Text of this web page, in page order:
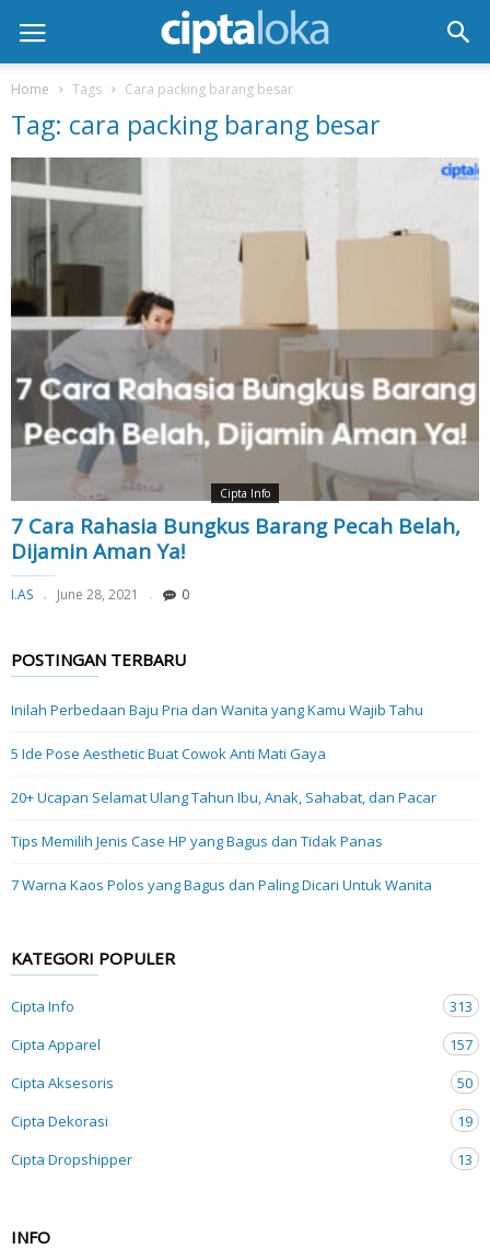
Home Tags Cara packing barang besar
Tag: cara packing barang besar
Cipta Info
7 Cara Rahasia Bungkus Barang Pecah Belah,
Dijamin Aman Ya!
I.AS June 28, 2021 0
POSTINGAN TERBARU
Inilah Perbedaan Baju Pria dan Wanita yang Kamu Wajib Tahu
5 Ide Pose Aesthetic Buat Cowok Anti Mati Gaya
20+ Ucapan Selamat Ulang Tahun Ibu, Anak, Sahabat, dan Pacar
Tips Memilih Jenis Case HP yang Bagus dan Tidak Panas
7 Warna Kaos Polos yang Bagus dan Paling Dicari Untuk Wanita
KATEGORI POPULER
Cipta Info
313
Cipta Apparel
157
Cipta Aksesoris
50
Cipta Dekorasi
19
Cipta Dropshipper
13
INFO